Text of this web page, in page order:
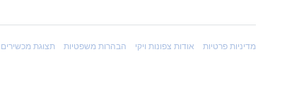
מדיניות פרטיות אודות צפונות ויקי הבהרות משפטיות תצוגת מכשירים